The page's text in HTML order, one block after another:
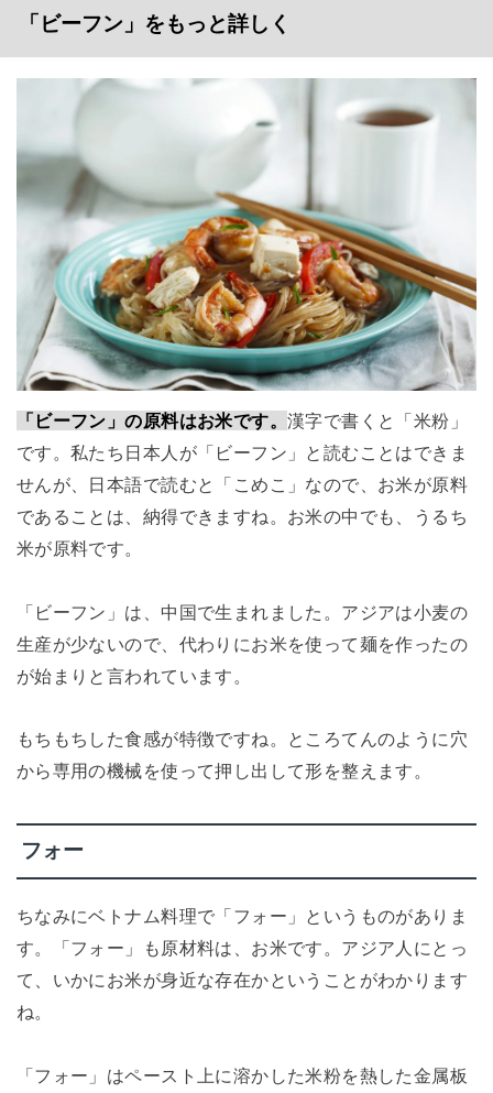
「ビーフン」をもっと詳しく
「ビーフン」の原料はお米です。漢字で書くと「米粉」
です。私たち日本人が「ビーフン」と読むことはできま
せんが、日本語で読むと「こめこ」なので、お米が原料
であることは、納得できますね。お米の中でも、うるち
米が原料です。
「ビーフン」は、中国で生まれました。アジアは小麦の
生産が少ないので、代わりにお米を使って麺を作ったの
が始まりと言われています。
もちもちした食感が特徴ですね。ところてんのように穴
から専用の機械を使って押し出して形を整えます。
フォー
ちなみにベトナム料理で「フォー」というものがありま
す。「フォー」も原材料は、お米です。アジア人にとっ
て、いかにお米が身近な存在かということがわかります
ね。
「フォー」はペースト上に溶かした米粉を熱した金属板